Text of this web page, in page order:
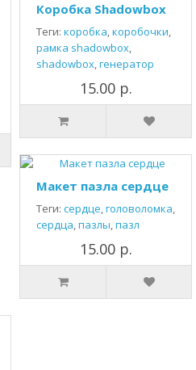
Коробка Shadowbox
Теги: коробка,коробочки,
рамка shadowbox,
shadowbox,генератор
15.00 р.
Макет пазла сердце
Теги: сердце,головоломка,
сердца,пазлы,пазл
15.00 р.